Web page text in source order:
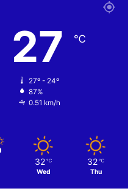
27 ℃
27º - 24º
87%
0.51 km/h
32 ℃
Wed
32 ℃
Thu